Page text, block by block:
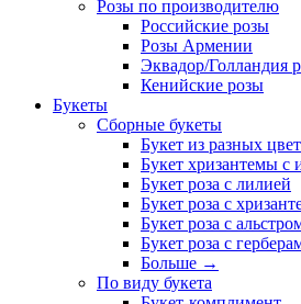
Розы по производителю
Российские розы
Розы Армении
Эквадор/Голландия
Кенийские розы
Букеты
Сборные букеты
Букет из разных
Букет хризантемы с
Букет роза с лилией
Букет роза с
Букет роза с
Букет роза с
Больше →
По виду букета